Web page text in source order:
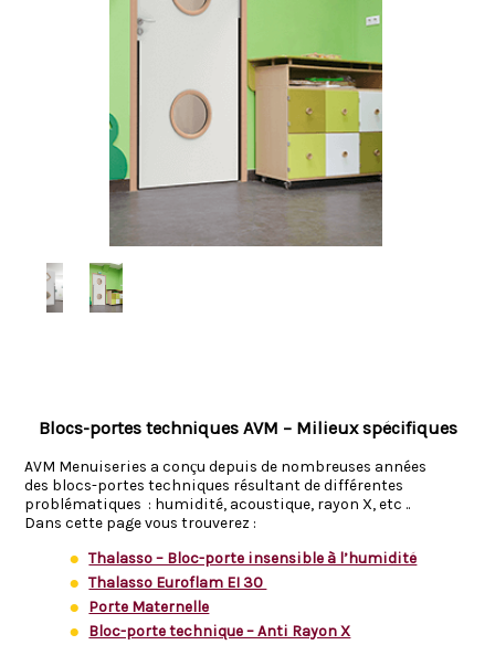
Blocs-portes techniques AVM – Milieux spécifiques
AVM Menuiseries a conçu depuis de nombreuses années
des blocs-portes techniques résultant de différentes
problématiques : humidité, acoustique, rayon X, etc ..
Dans cette page vous trouverez :
Thalasso – Bloc-porte insensible à l’humidité
Thalasso Euroflam EI 30
Porte Maternelle
Bloc-porte technique – Anti Rayon X